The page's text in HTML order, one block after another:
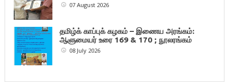
07 August 2026
தமிழ்க் காப்புக் கழகம் – இணைய அரங்கம்:
ஆளுமையர் உரை 169 & 170 ; நூலரங்கம்
08 July 2026